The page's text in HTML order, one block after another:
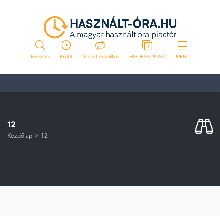
Keresés Profil Összehasonlítás HIRDESS MOST! MENÜ
12
Kezdőlap 12